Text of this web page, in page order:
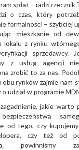
spłat – radzi rzecznik
o czas, który
formalności – szybciej
mieszkanie od
lokalu z rynku
sprzedawcy.
z usług agencji
zrobić to za nas.
obu rynków zajmie nam
udział w programie
jakie warto
od tego, czy
czy też od
powinniśmy